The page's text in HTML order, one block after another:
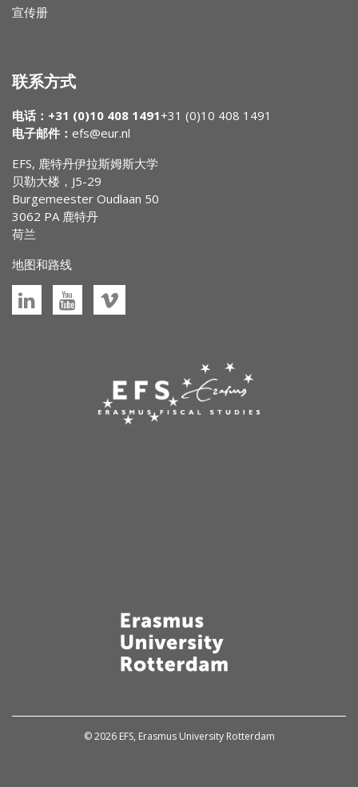
宣传册
联系方式
电话：+31 (0)10 408 1491+31 (0)10 408 1491
电子邮件： efs@eur.nl
EFS, 鹿特丹伊拉斯姆斯大学
贝勒大楼，J5-29
Burgemeester Oudlaan 50
3062 PA 鹿特丹
荷兰
地图和路线
© 2026 EFS, Erasmus University Rotterdam